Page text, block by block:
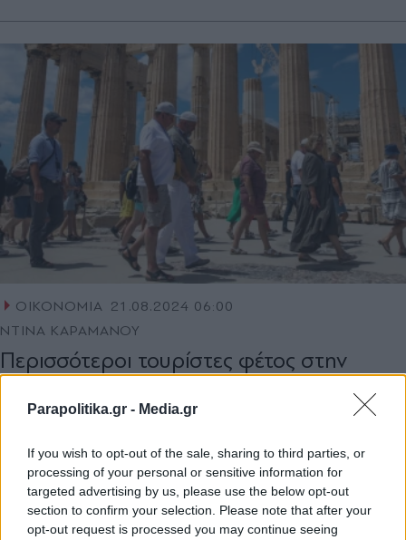
Parapolitika.gr - Media.gr
If you wish to opt-out of the sale, sharing to third parties, or
processing of your personal or sensitive information for
targeted advertising by us, please use the below opt-out
section to confirm your selection. Please note that after your
opt-out request is processed you may continue seeing
ΟΙΚΟΝΟΜΙΑ 21.08.2024 06:00
ΝΤΙΝΑ ΚΑΡΑΜΑΝΟΥ
Περισσότεροι τουρίστες φέτος στην
Ελλάδα, αλλά ξοδεύουν λιγότερα: Τα
Airbnb ''νίκησαν'' τα ξενοδοχεία -
''Πρωταθλητές'' Χαλκιδική, Ρόδος,
Κρήτη, Μυτιλήνη και Πελοπόννησος -
''Άφαντοι'' οι Έλληνες